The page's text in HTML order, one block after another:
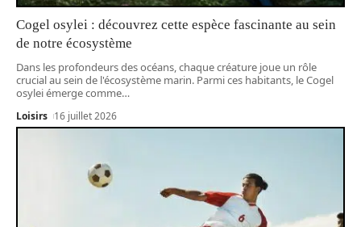
Cogel osylei : découvrez cette espèce fascinante au sein
de notre écosystème
Dans les profondeurs des océans, chaque créature joue un rôle
crucial au sein de l'écosystème marin. Parmi ces habitants, le Cogel
osylei émerge comme…
Loisirs 16 juillet 2026